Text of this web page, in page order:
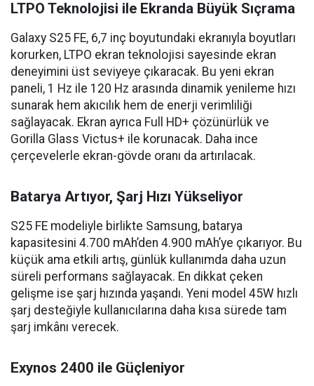
LTPO Teknolojisi ile Ekranda Büyük Sıçrama
Galaxy S25 FE, 6,7 inç boyutundaki ekranıyla boyutları
korurken, LTPO ekran teknolojisi sayesinde ekran
deneyimini üst seviyeye çıkaracak. Bu yeni ekran
paneli, 1 Hz ile 120 Hz arasında dinamik yenileme hızı
sunarak hem akıcılık hem de enerji verimliliği
sağlayacak. Ekran ayrıca Full HD+ çözünürlük ve
Gorilla Glass Victus+ ile korunacak. Daha ince
çerçevelerle ekran-gövde oranı da artırılacak.
Batarya Artıyor, Şarj Hızı Yükseliyor
S25 FE modeliyle birlikte Samsung, batarya
kapasitesini 4.700 mAh’den 4.900 mAh’ye çıkarıyor. Bu
küçük ama etkili artış, günlük kullanımda daha uzun
süreli performans sağlayacak. En dikkat çeken
gelişme ise şarj hızında yaşandı. Yeni model 45W hızlı
şarj desteğiyle kullanıcılarına daha kısa sürede tam
şarj imkânı verecek.
Exynos 2400 ile Güçleniyor